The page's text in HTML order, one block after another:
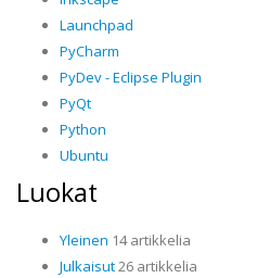
Launchpad
PyCharm
PyDev - Eclipse Plugin
PyQt
Python
Ubuntu
Luokat
Yleinen 14 artikkelia
Julkaisut26 artikkelia